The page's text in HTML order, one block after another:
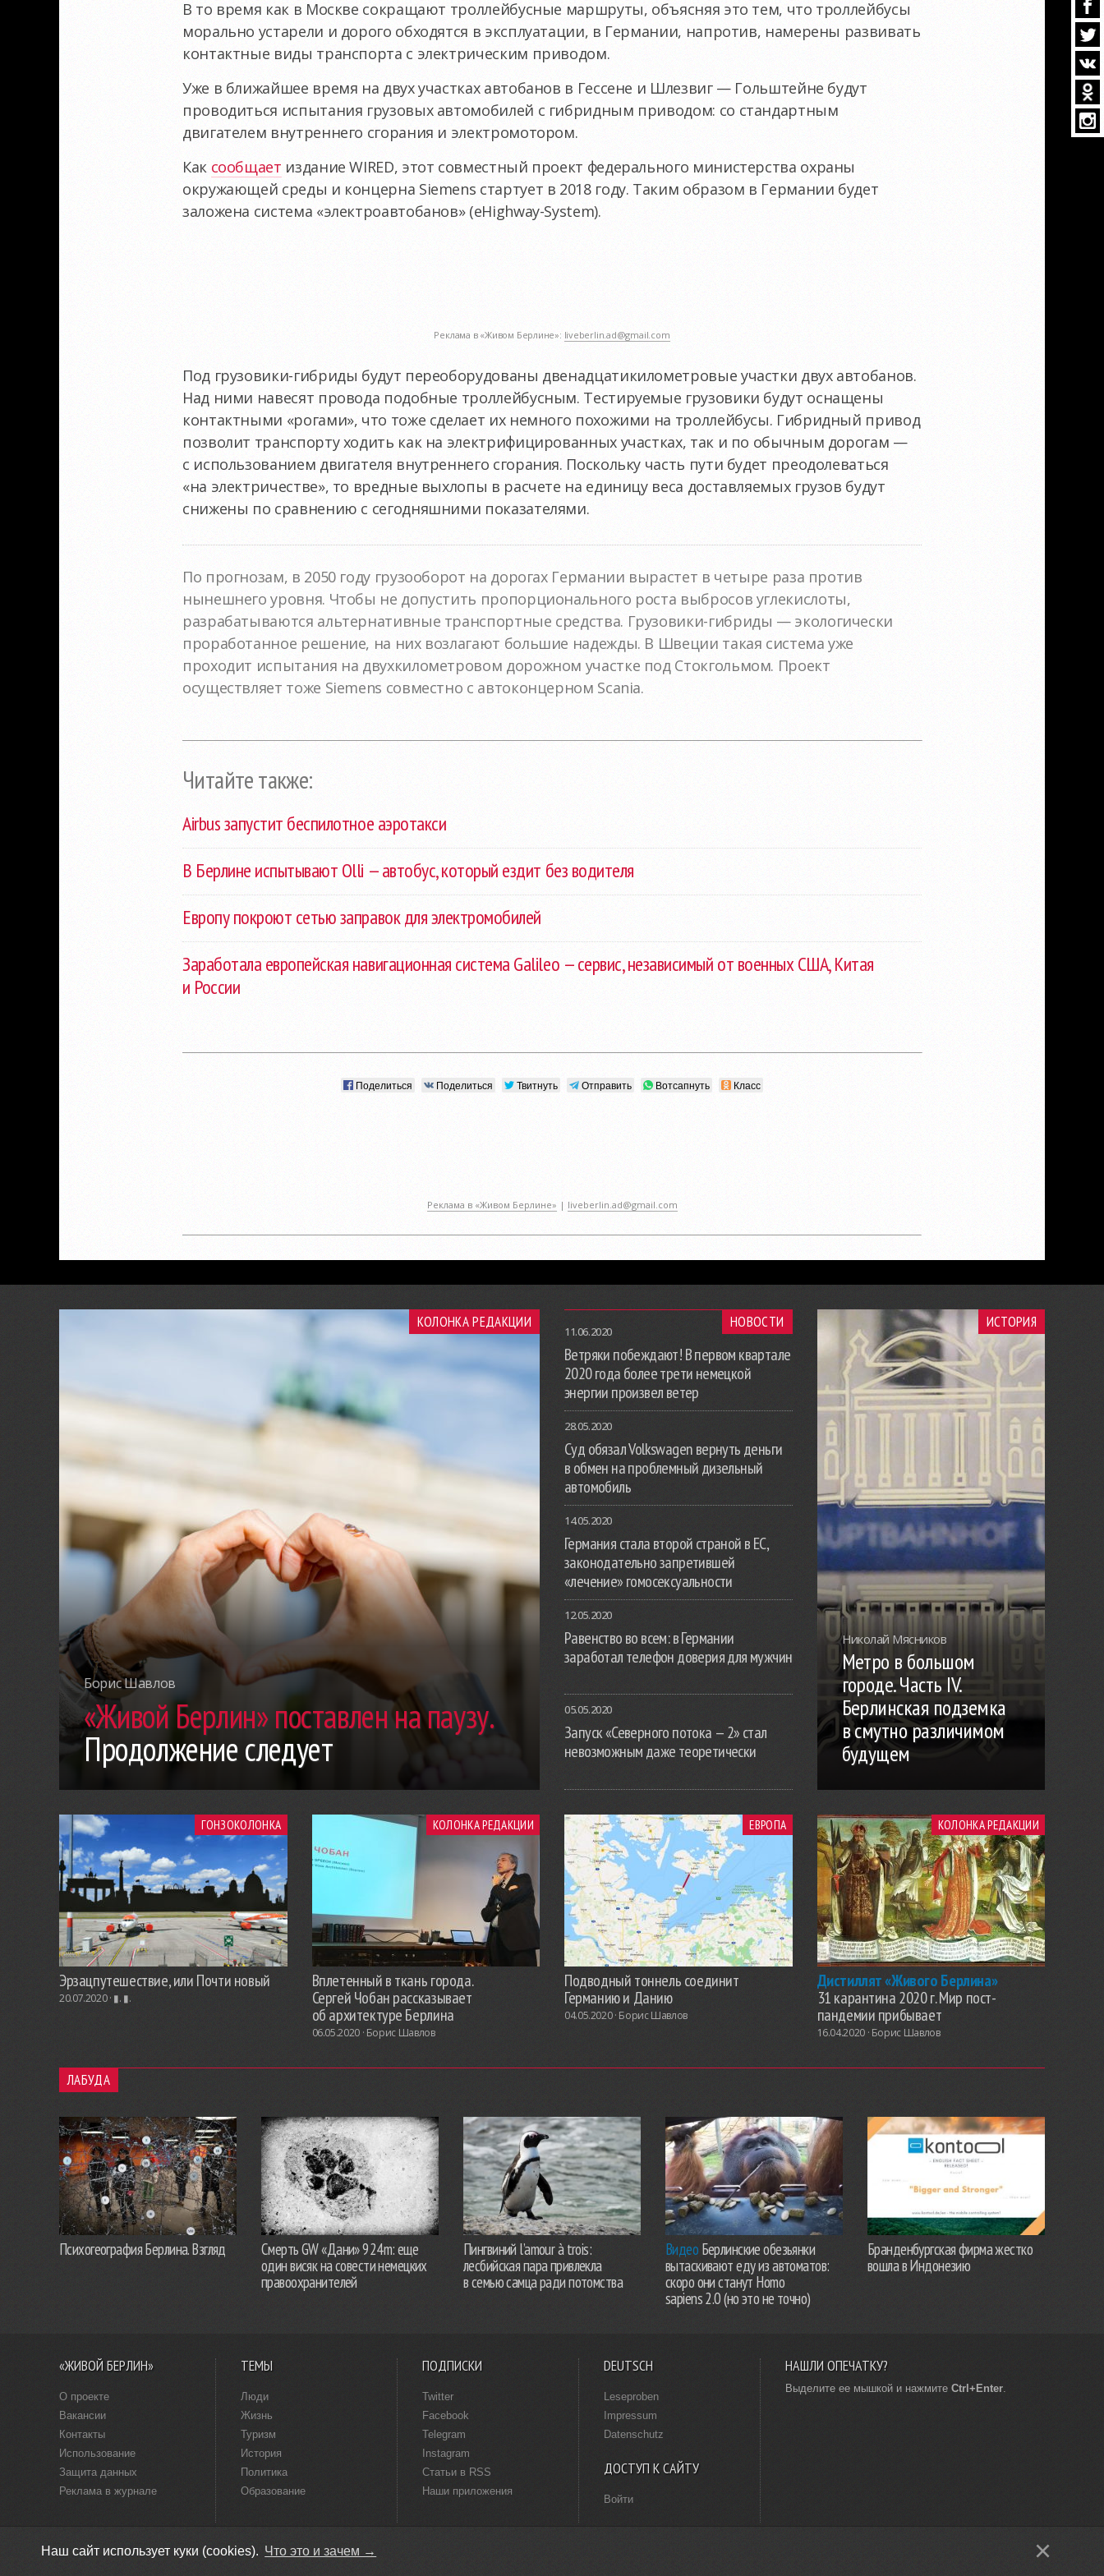
Наш сайт использует куки (cookies). Что это и зачем → ×
В то время как в Москве сокращают троллейбусные маршруты, объясняя это тем, что троллейбусы
морально устарели и дорого обходятся в эксплуатации, в Германии, напротив, намерены развивать
контактные виды транспорта с электрическим приводом.
Уже в ближайшее время на двух участках автобанов в Гессене и Шлезвиг — Гольштейне будут
проводиться испытания грузовых автомобилей с гибридным приводом: со стандартным
двигателем внутреннего сгорания и электромотором.
Как сообщает издание WIRED, этот совместный проект федерального министерства охраны
окружающей среды и концерна Siemens стартует в 2018 году. Таким образом в Германии будет
заложена система «электроавтобанов» (eHighway-System).
Реклама в «Живом Берлине»: liveberlin.ad@gmail.com
Под грузовики-гибриды будут переоборудованы двенадцатикилометровые участки двух автобанов.
Над ними навесят провода подобные троллейбусным. Тестируемые грузовики будут оснащены
контактными «рогами», что тоже сделает их немного похожими на троллейбусы. Гибридный привод
позволит транспорту ходить как на электрифицированных участках, так и по обычным дорогам —
с использованием двигателя внутреннего сгорания. Поскольку часть пути будет преодолеваться
«на электричестве», то вредные выхлопы в расчете на единицу веса доставляемых грузов будут
снижены по сравнению с сегодняшними показателями.
По прогнозам, в 2050 году грузооборот на дорогах Германии вырастет в четыре раза против
нынешнего уровня. Чтобы не допустить пропорционального роста выбросов углекислоты,
разрабатываются альтернативные транспортные средства. Грузовики-гибриды — экологически
проработанное решение, на них возлагают большие надежды. В Швеции такая система уже
проходит испытания на двухкилометровом дорожном участке под Стокгольмом. Проект
осуществляет тоже Siemens совместно с автоконцерном Scania.
Читайте также:
Airbus запустит беспилотное аэротакси
В Берлине испытывают Olli — автобус, который ездит без водителя
Европу покроют сетью заправок для электромобилей
Заработала европейская навигационная система Galileo — сервис, независимый от военных США, Китая
и России
Поделиться Поделиться Твитнуть Отправить Вотсапнуть Класс
Реклама в «Живом Берлине» | liveberlin.ad@gmail.com
КОЛОНКА РЕДАКЦИИ
Борис Шавлов
«Живой Берлин» поставлен на паузу.
Продолжение следует
НОВОСТИ
11.06.2020
Ветряки побеждают! В первом квартале
2020 года более трети немецкой
энергии произвел ветер
28.05.2020
Суд обязал Volkswagen вернуть деньги
в обмен на проблемный дизельный
автомобиль
14.05.2020
Германия стала второй страной в ЕС,
законодательно запретившей
«лечение» гомосексуальности
12.05.2020
Равенство во всем: в Германии
заработал телефон доверия для мужчин
05.05.2020
Запуск «Северного потока — 2» стал
невозможным даже теоретически
ИСТОРИЯ
Николай Мясников
Метро в большом
городе. Часть IV.
Берлинская подземка
в смутно различимом
будущем
ГОНЗОКОЛОНКА
Эрзацпутешествие, или Почти новый
20.07.2020 · ▮. ▮.
КОЛОНКА РЕДАКЦИИ
Вплетенный в ткань города.
Сергей Чобан рассказывает
об архитектуре Берлина
06.05.2020 · Борис Шавлов
ЕВРОПА
Подводный тоннель соединит
Германию и Данию
04.05.2020 · Борис Шавлов
КОЛОНКА РЕДАКЦИИ
Дистиллят «Живого Берлина»
31 карантина 2020 г. Мир пост-
пандемии прибывает
16.04.2020 · Борис Шавлов
ЛАБУДА
Психогеография Берлина. Взгляд
Смерть GW «Дани» 924m: еще
один висяк на совести немецких
правоохранителей
Пингвиний l’amour à trois:
лесбийская пара привлекла
в семью самца ради потомства
Видео Берлинские обезьянки
вытаскивают еду из автоматов:
скоро они станут Homo
sapiens 2.0 (но это не точно)
Бранденбургская фирма жестко
вошла в Индонезию
«ЖИВОЙ БЕРЛИН»
О проекте
Вакансии
Контакты
Использование
Защита данных
Реклама в журнале
ТЕМЫ
Люди
Жизнь
Туризм
История
Политика
Образование
ПОДПИСКИ
Twitter
Facebook
Telegram
Instagram
Статьи в RSS
Наши приложения
DEUTSCH
Leseproben
Impressum
Datenschutz
ДОСТУП К САЙТУ
Войти
НАШЛИ ОПЕЧАТКУ?
Выделите ее мышкой и нажмите Ctrl+Enter
© «Живой Берлин», 2009–2026 · Версия 4.0 ·Придумано в Берлине ·Сделано в Германии